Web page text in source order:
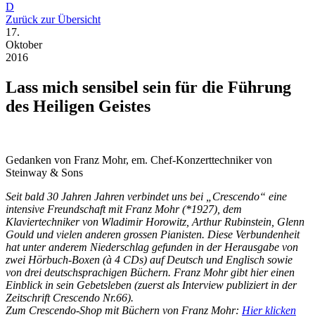
D
Zurück zur Übersicht
17.
Oktober
2016
Lass mich sensibel sein für die Führung
des Heiligen Geistes
Gedanken von Franz Mohr, em. Chef-Konzerttechniker von
Steinway & Sons
Seit bald 30 Jahren Jahren verbindet uns bei „Crescendo“ eine
intensive Freundschaft mit Franz Mohr (*1927), dem
Klaviertechniker von Wladimir Horowitz, Arthur Rubinstein, Glenn
Gould und vielen anderen grossen Pianisten. Diese Verbundenheit
hat unter anderem Niederschlag gefunden in der Herausgabe von
zwei Hörbuch-Boxen (à 4 CDs) auf Deutsch und Englisch sowie
von drei deutschsprachigen Büchern. Franz Mohr gibt hier einen
Einblick in sein Gebetsleben (zuerst als Interview publiziert in der
Zeitschrift Crescendo Nr.66).
Zum Crescendo-Shop mit Büchern von Franz Mohr: Hier klicken